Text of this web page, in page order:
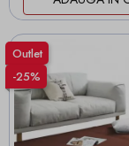
Outlet
-25%